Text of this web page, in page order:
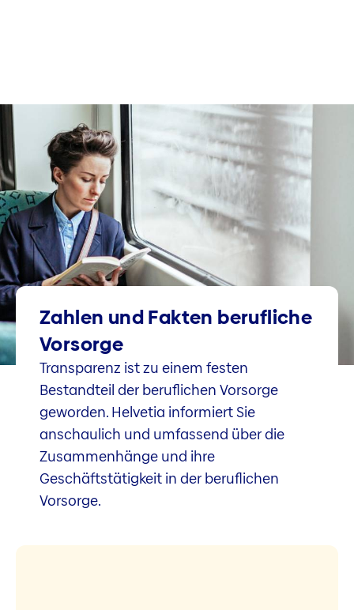
Zahlen und Fakten berufliche
Vorsorge
Transparenz ist zu einem festen
Bestandteil der beruflichen Vorsorge
geworden. Helvetia informiert Sie
anschaulich und umfassend über die
Zusammenhänge und ihre
Geschäftstätigkeit in der beruflichen
Vorsorge.